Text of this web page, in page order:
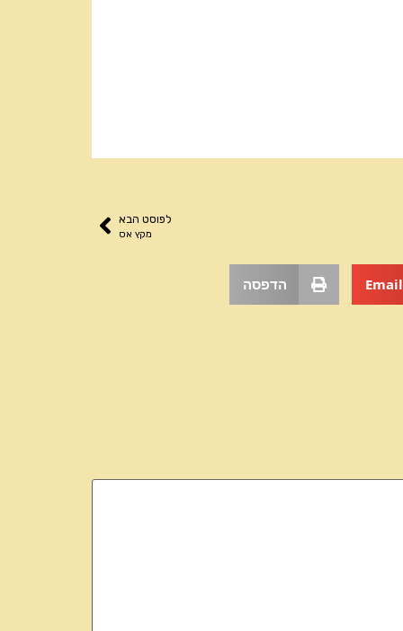
לפוסט הבא
מקץ אס
Email הדפסה